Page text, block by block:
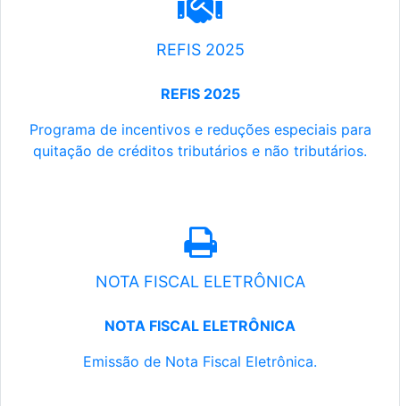
REFIS 2025
REFIS 2025
Programa de incentivos e reduções especiais para
quitação de créditos tributários e não tributários.
NOTA FISCAL ELETRÔNICA
NOTA FISCAL ELETRÔNICA
Emissão de Nota Fiscal Eletrônica.